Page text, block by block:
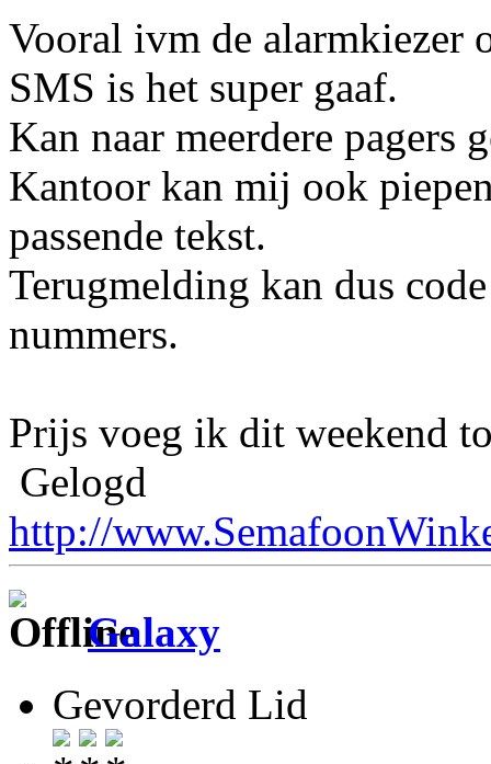
Vooral ivm de alarmkiezer
SMS is het super gaaf.
Kan naar meerdere pagers
Kantoor kan mij ook
passende tekst.
Terugmelding kan dus
nummers.
Prijs voeg ik dit weekend
Gelogd
http://
Galaxy
Gevorderd Lid